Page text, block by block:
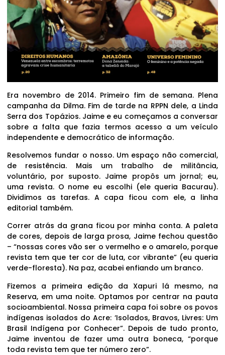
Era novembro de 2014. Primeiro fim de semana. Plena
campanha da Dilma. Fim de tarde na RPPN dele, a Linda
Serra dos Topázios. Jaime e eu começamos a conversar
sobre a falta que fazia termos acesso a um veículo
independente e democrático de informação.
Resolvemos fundar o nosso. Um espaço não comercial,
de resistência. Mais um trabalho de militância,
voluntário, por suposto. Jaime propôs um jornal; eu,
uma revista. O nome eu escolhi (ele queria Bacurau).
Dividimos as tarefas. A capa ficou com ele, a linha
editorial também.
Correr atrás da grana ficou por minha conta. A paleta
de cores, depois de larga prosa, Jaime fechou questão
– “nossas cores vão ser o vermelho e o amarelo, porque
revista tem que ter cor de luta, cor vibrante” (eu queria
verde-floresta). Na paz, acabei enfiando um branco.
Fizemos a primeira edição da Xapuri lá mesmo, na
Reserva, em uma noite. Optamos por centrar na pauta
socioambiental. Nossa primeira capa foi sobre os povos
indígenas isolados do Acre: ‘Isolados, Bravos, Livres: Um
Brasil Indígena por Conhecer”. Depois de tudo pronto,
Jaime inventou de fazer uma outra boneca, “porque
toda revista tem que ter número zero”.